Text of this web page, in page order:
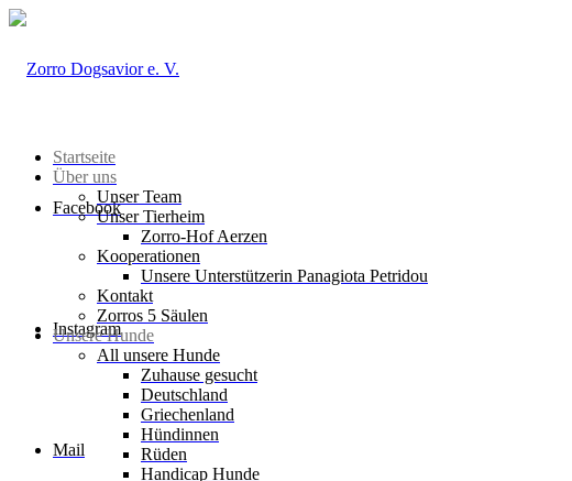
Facebook
Instagram
Mail
Startseite
Über uns
Unser Team
Unser Tierheim
Zorro-Hof Aerzen
Kooperationen
Unsere Unterstützerin Panagiota Petridou
Kontakt
Zorros 5 Säulen
Unsere Hunde
All unsere Hunde
Zuhause gesucht
Deutschland
Griechenland
Hündinnen
Rüden
Handicap Hunde